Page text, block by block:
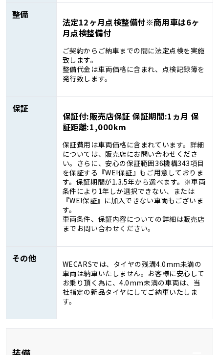
整備
法定12ヶ月点検整備付※商用車は6ヶ
月点検整備付
ご契約からご納車までの間に法定点検を実施
致します。
整備代金は車両価格に含まれ、点検記録簿を
発行致します。
保証
保証付:販売店保証 保証期間:1ヵ月 保
証距離:1,000km
保証費用は車両価格に含まれています。詳細
については、販売店にお問い合わせくださ
い。さらに、安心の保証範囲36機構343項目
を保証する『WE!保証』もご用意しておりま
す。保証期間が1.3.5年から選べます。※車両
条件により1年しか選択できない、または
『WE!保証』に加入できない車両もございま
す。
車両条件、保証内容についての詳細は販売店
までお問い合わせください。
その他
WECARSでは、タイヤの残溝4.0mm未満の
車両は納車いたしません。お客様に安心して
お乗り頂く為に、4.0mm未満の車両は、当
社指定の新品タイヤにしてご納車いたしま
す。